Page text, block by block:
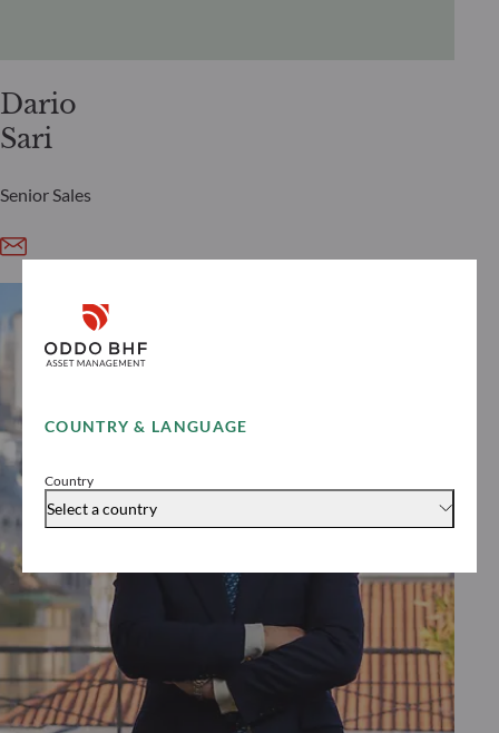
COUNTRY & LANGUAGE
Country
Select a country
Dario
Sari
Senior Sales